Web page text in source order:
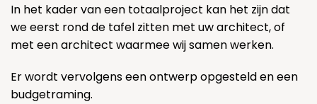
In het kader van een totaalproject kan het zijn dat
we eerst rond de tafel zitten met uw architect, of
met een architect waarmee wij samen werken.
Er wordt vervolgens een ontwerp opgesteld en een
budgetraming.